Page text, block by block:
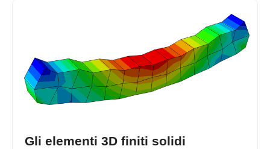
Gli elementi 3D finiti solidi